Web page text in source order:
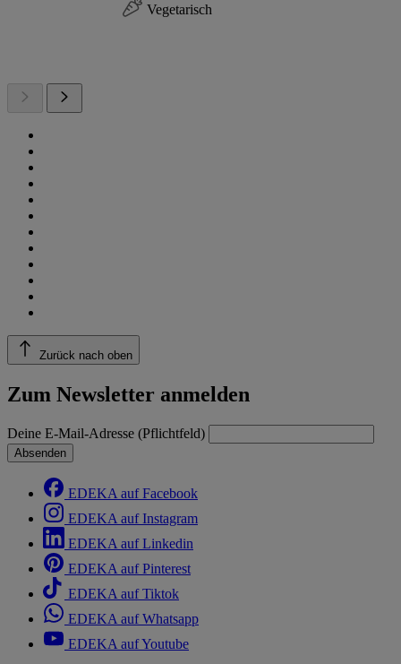
Vegetarisch
Zurück nach oben
Zum Newsletter anmelden
Deine E-Mail-Adresse (Pflichtfeld)
Absenden
EDEKA auf Facebook
EDEKA auf Instagram
EDEKA auf Linkedin
EDEKA auf Pinterest
EDEKA auf Tiktok
EDEKA auf Whatsapp
EDEKA auf Youtube